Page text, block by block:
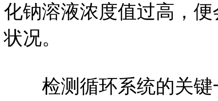
化钠溶液浓度值过高，
状况。
检测循环系统的关键